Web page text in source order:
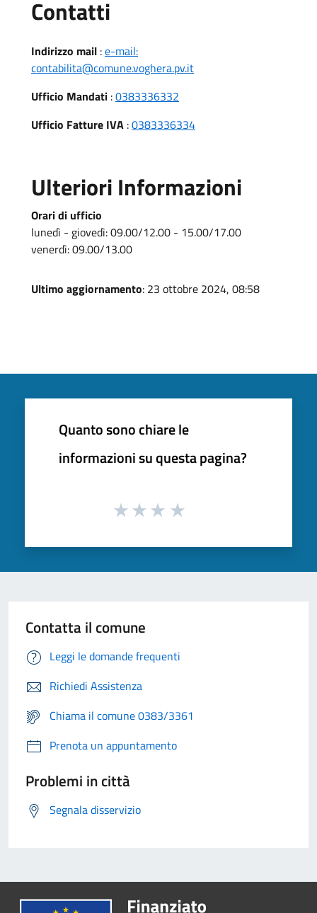
Contatti
Indirizzo mail :e-mail:
contabilita@comune.voghera.pv.it
Ufficio Mandati :0383336332
Ufficio Fatture IVA :0383336334
Ulteriori Informazioni
Orari di ufficio
lunedì - giovedì: 09.00/12.00 - 15.00/17.00
venerdì: 09.00/13.00
Ultimo aggiornamento: 23 ottobre 2024, 08:58
Quanto sono chiare le
informazioni su questa pagina?
Contatta il comune
Leggi le domande frequenti
Richiedi Assistenza
Chiama il comune 0383/3361
Prenota un appuntamento
Problemi in città
Segnala disservizio